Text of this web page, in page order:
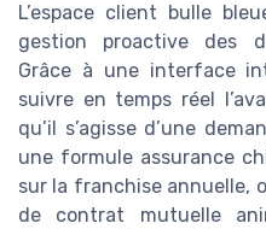
L’espace client bulle
gestion proactive des
Grâce à une interface
suivre en temps réel
qu’il s’agisse d’une
une formule assurance
sur la franchise annuelle,
de contrat mutuelle